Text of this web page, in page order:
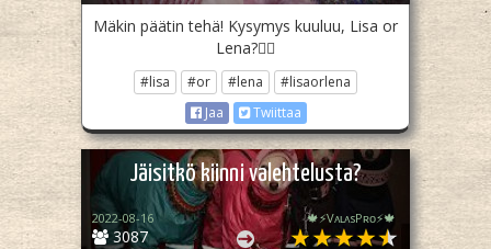
Mäkin päätin tehä! Kysymys kuuluu, Lisa or
Lena?❤️‍🔥
#lisa #or #lena
#lisaorlena
Jaa
Twiittaa
Jäisitkö kiinni valehtelusta?
3087
2022-08-16 🍁⚡️VᴀʟᴀsPʀᴏ⚡️🍁